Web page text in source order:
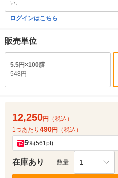
い。
ログインはこちら
販売単位
5.5円×100膳
548円
12,250円
（税込）
1つあたり 490円 （税込）
5%(561pt)
在庫あり 数量 1